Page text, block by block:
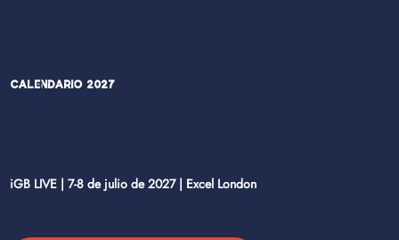
Calendario 2027
iGB LIVE | 7-8 de julio de 2027 | Excel London